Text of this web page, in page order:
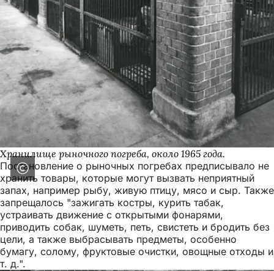
Хранилище рыночного погреба, около 1965 года.
Постановление о рыночных погребах предписывало не
хранить товары, которые могут вызвать неприятный
запах, например рыбу, живую птицу, мясо и сыр. Также
запрещалось "зажигать костры, курить табак,
устраивать движение с открытыми фонарями,
приводить собак, шуметь, петь, свистеть и бродить без
цели, а также выбрасывать предметы, особенно
бумагу, солому, фруктовые очистки, овощные отходы и
т. д.".